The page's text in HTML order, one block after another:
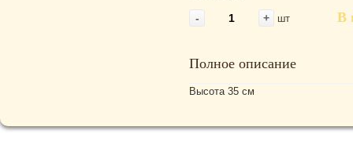
- + шт В
Полное описание
Высота 35 см